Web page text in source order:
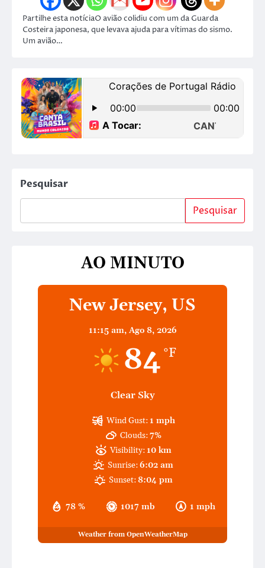
Partilhe esta notíciaO avião colidiu com um da Guarda
Costeira japonesa, que levava ajuda para vítimas do sismo.
Um avião…
Pesquisar
Pesquisar
AO MINUTO
New Jersey, US
11:15 am, Ago 8, 2026
84 °F
Clear Sky
78 % 1017 mb 1 mph
Wind Gust: 1 mph
Clouds:7%
Visibility: 10 km
Sunrise:6:02 am
Sunset:8:04 pm
Weather from OpenWeatherMap